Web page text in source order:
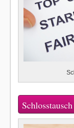
Schlosstausch